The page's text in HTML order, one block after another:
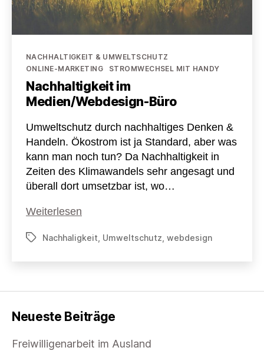
Kategorien
NACHHALTIGKEIT & UMWELTSCHUTZ
ONLINE-MARKETING
STROMWECHSEL MIT HANDY
Nachhaltigkeit im
Medien/Webdesign-Büro
Umweltschutz durch nachhaltiges Denken &
Handeln. Ökostrom ist ja Standard, aber was
kann man noch tun? Da Nachhaltigkeit in
Zeiten des Klimawandels sehr angesagt und
überall dort umsetzbar ist, wo…
Weiterlesen
Medien/Webdesign-
Schlagwörter
Nachhaligkeit Umweltschutz webdesign
Neueste Beiträge
Freiwilligenarbeit im Ausland